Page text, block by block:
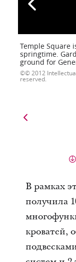
Temple Square
springtime.
ground for
© 2012
reserved.
В рамках
получила
кроватей,